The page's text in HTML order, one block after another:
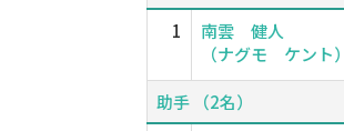
1
南雲 健人
（ナグモ ケント）
助手 （2名）